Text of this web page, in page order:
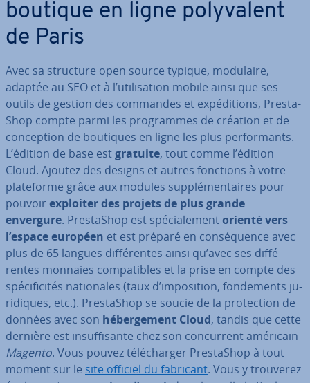
boutique en ligne po­ly­va­lent
de Paris
Avec sa structure open source typique, modulaire,
adaptée au SEO et à l’uti­li­sa­tion mobile ainsi que ses
outils de gestion des commandes et ex­pé­di­tions, Pres­ta­
Shop compte parmi les pro­grammes de création et de
con­cep­tion de boutiques en ligne les plus per­for­mants.
L’édition de base estgratuite, tout comme l’édition
Cloud. Ajoutez des designs et autres fonctions à votre
pla­te­forme grâce aux modules sup­plé­men­taires pour
pouvoir exploiter des projets de plus grande
envergure. Pres­ta­Shop est spé­cia­le­mentorienté vers
l’espace européen et est préparé en con­sé­quence avec
plus de 65 langues dif­fé­rentes ainsi qu’avec ses dif­fé­
rentes monnaies com­pa­tibles et la prise en compte des
spé­ci­fi­ci­tés na­tio­nales (taux d’im­po­si­tion, fon­de­ments ju­
ri­diques, etc.). Pres­ta­Shop se soucie de la pro­tec­tion de
données avec son hé­ber­ge­ment Cloud, tandis que cette
dernière est in­suf­fi­sante chez son con­cur­rent américain
Magento. Vous pouvez té­lé­char­ger Pres­ta­Shop à tout
moment sur le site officiel du fabricant. Vous y trouverez